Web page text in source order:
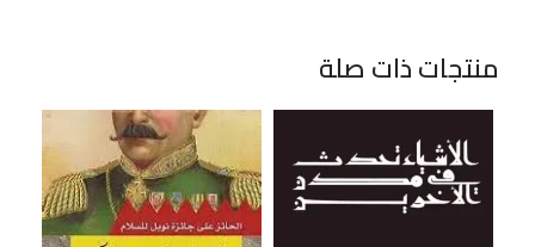
منتجات ذات صلة